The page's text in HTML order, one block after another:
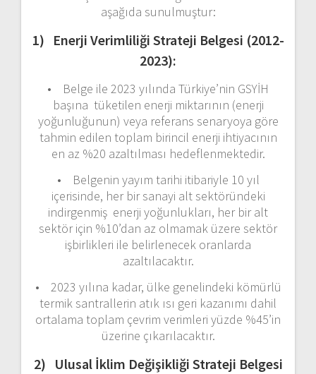
aşağıda sunulmuştur:
1) Enerji Verimliliği Strateji Belgesi (2012-
2023):
• Belge ile 2023 yılında Türkiye’nin GSYİH
başına tüketilen enerji miktarının (enerji
yoğunluğunun) veya referans senaryoya göre
tahmin edilen toplam birincil enerji ihtiyacının
en az %20 azaltılması hedeflenmektedir.
• Belgenin yayım tarihi itibariyle 10 yıl
içerisinde, her bir sanayi alt sektöründeki
indirgenmiş enerji yoğunlukları, her bir alt
sektör için %10’dan az olmamak üzere sektör
işbirlikleri ile belirlenecek oranlarda
azaltılacaktır.
• 2023 yılına kadar, ülke genelindeki kömürlü
termik santrallerin atık ısı geri kazanımı dahil
ortalama toplam çevrim verimleri yüzde %45’in
üzerine çıkarılacaktır.
2) Ulusal İklim Değişikliği Strateji Belgesi